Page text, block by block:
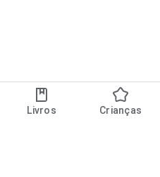
Livros Crianças